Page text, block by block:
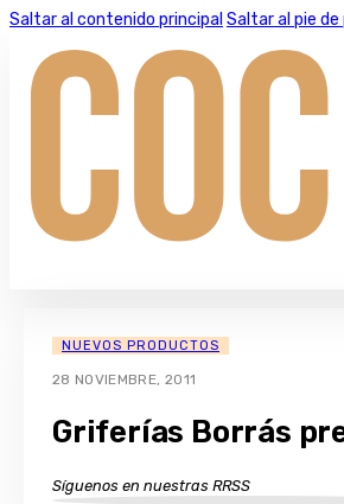
Saltar al contenido principal Saltar al pie de
NUEVOS PRODUCTOS
28 NOVIEMBRE, 2011
Griferías Borrás
Síguenos en nuestras RRSS